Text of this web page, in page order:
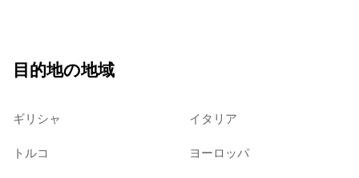
目的地の地域
ギリシャ イタリア
トルコ ヨーロッパ